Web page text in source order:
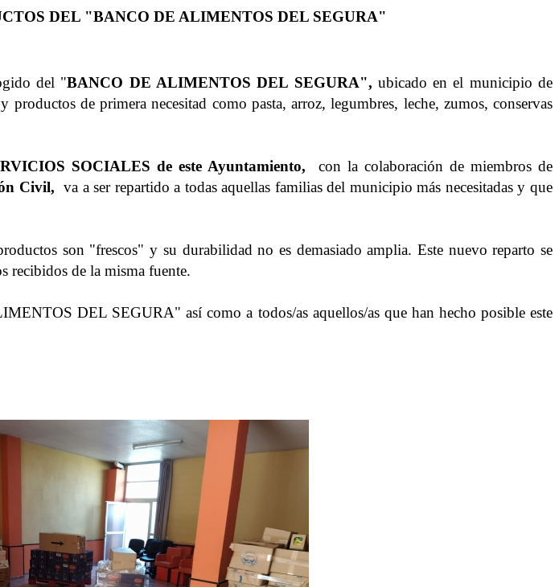
DEL "BANCO DE ALIMENTOS DEL SEGURA"
del "BANCO DE ALIMENTOS DEL SEGURA", ubicado en el municipio de
de primera necesitad como pasta, arroz, legumbres, leche, zumos, conservas
SOCIALES de este Ayuntamiento,
con la colaboración de miembros de
Civil, va a ser repartido a todas aquellas familias del municipio más necesitadas y que
son "frescos" y su durabilidad no es demasiado amplia. Este nuevo reparto se
recibidos de la misma fuente.
DEL SEGURA" así como a todos/as aquellos/as que han hecho posible este